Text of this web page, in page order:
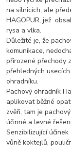
na silnicích, ale
HAGOPUR, jež
rysa a vlka.
Důležité je, že
komunikace,
přirozené přechody
přehledných
ohradníku.
Pachový ohradník
aplikovat běžné
zvěři, tam je
účinné a levné
Senzibilizující
vůně koktejlů,